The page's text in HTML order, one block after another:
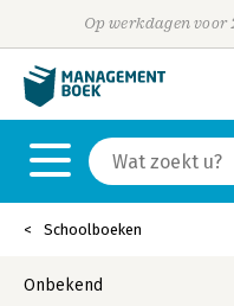
Op werkdagen voor
Schoolboeken
Onbekend